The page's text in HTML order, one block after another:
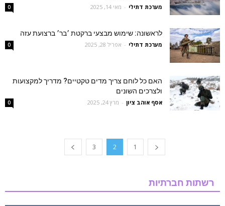
מערכת דתילי - מאי 14, 2025 0
לראשונה: שימוש מבצעי ברקטת ׳בר׳ ברצועת עזה
מערכת דתילי - אפריל 28, 2025 0
האם כל לוחם צריך מדים טקטיים? מדריך למקצועות
ולצרכים השונים
אסף אוהב ציון - מרץ 24, 2025 0
1
2
3
רשתות חברתיות